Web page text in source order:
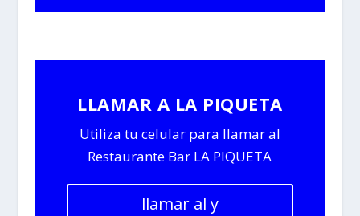
LLAMAR A LA PIQUETA
Utiliza tu celular para llamar al
Restaurante Bar LA PIQUETA
llamar al y